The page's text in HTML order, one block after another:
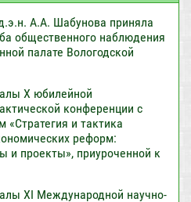
А.А. Шабунова приняла
общественного наблюдения
палате Вологодской
X юбилейной
конференции с
и тактика
реформ:
и проекты», приуроченной к
XI Международной научно-